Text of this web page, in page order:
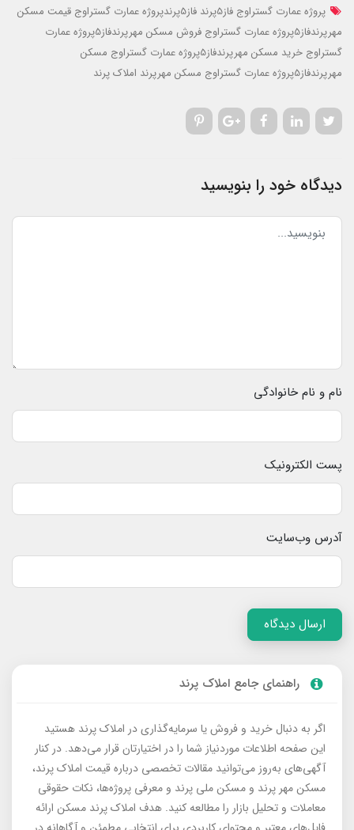
پروژه عمارت گستراوج فاز5پرند
فاز5پرندپروژه عمارت گستراوج
قیمت مسکن
مهرپرندفاز5پروژه عمارت گستراوج
فروش مسکن مهرپرندفاز5پروژه عمارت
گستراوج خرید مسکن مهرپرندفاز5پروژه عمارت گستراوج
مسکن
مهرپرندفاز5پروژه عمارت گستراوج
مسکن مهرپرند املاک پرند
دیدگاه خود را بنویسید
نام و نام خانوادگی
پست الکترونیک
آدرس وب‌سایت
ارسال دیدگاه
راهنمای جامع املاک پرند
اگر به دنبال خرید و فروش یا سرمایه‌گذاری در املاک پرند هستید
این صفحه اطلاعات موردنیاز شما را در اختیارتان قرار می‌دهد. در کنار
آگهی‌های به‌روز می‌توانید مقالات تخصصی درباره قیمت املاک پرند،
مسکن مهر پرند و مسکن ملی پرند و معرفی پروژه‌ها، نکات حقوقی
معاملات و تحلیل بازار را مطالعه کنید. هدف املاک پرند مسکن ارائه